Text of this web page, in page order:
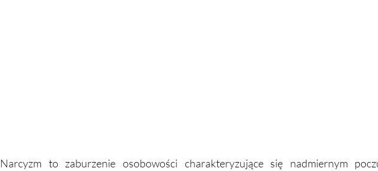
Narcyzm to zaburzenie osobowości charakteryzujące się nadmiernym